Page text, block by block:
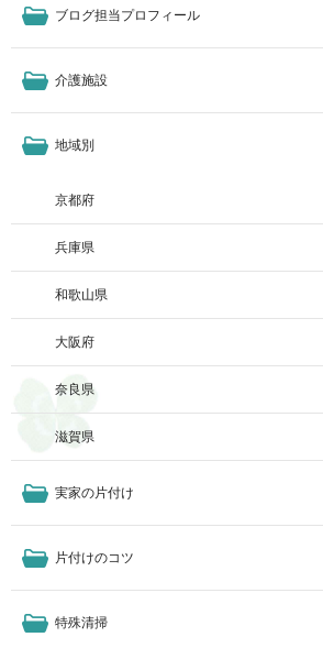
ブログ担当プロフィール
介護施設
地域別
京都府
兵庫県
和歌山県
大阪府
奈良県
滋賀県
実家の片付け
片付けのコツ
特殊清掃